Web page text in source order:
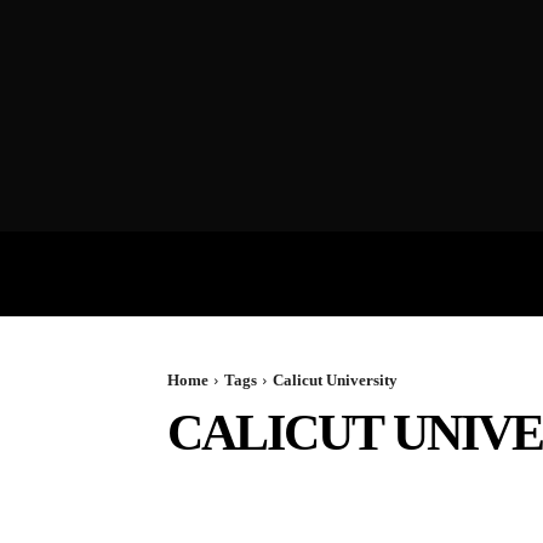
Home Tags Calicut University
CALICUT